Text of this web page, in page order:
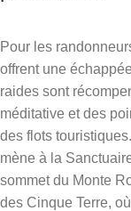
Pour les
offrent une
raides sont
méditative et des
des flots
mène à la
sommet du Monte
des Cinque Terre,